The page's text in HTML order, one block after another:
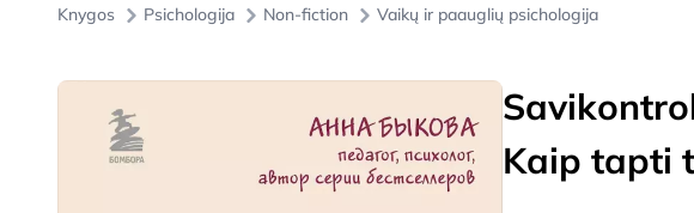
Knygos Psichologija Non-fiction Vaikų ir paauglių psichologija
Kaip tapti